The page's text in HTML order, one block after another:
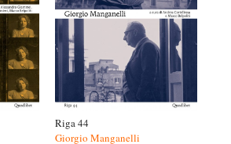
Riga 44
Giorgio Manganelli